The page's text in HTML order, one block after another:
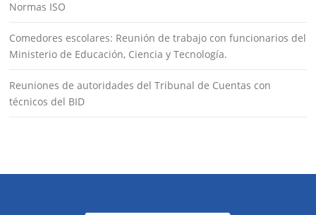
Normas ISO
Comedores escolares: Reunión de trabajo con funcionarios del
Ministerio de Educación, Ciencia y Tecnología.
Reuniones de autoridades del Tribunal de Cuentas con
técnicos del BID